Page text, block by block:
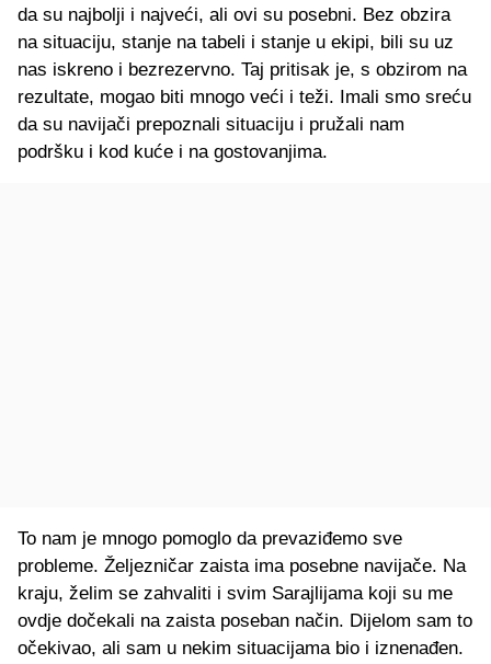
da su najbolji i najveći, ali ovi su posebni. Bez obzira
na situaciju, stanje na tabeli i stanje u ekipi, bili su uz
nas iskreno i bezrezervno. Taj pritisak je, s obzirom na
rezultate, mogao biti mnogo veći i teži. Imali smo sreću
da su navijači prepoznali situaciju i pružali nam
podršku i kod kuće i na gostovanjima.
To nam je mnogo pomoglo da prevaziđemo sve
probleme. Željezničar zaista ima posebne navijače. Na
kraju, želim se zahvaliti i svim Sarajlijama koji su me
ovdje dočekali na zaista poseban način. Dijelom sam to
očekivao, ali sam u nekim situacijama bio i iznenađen.